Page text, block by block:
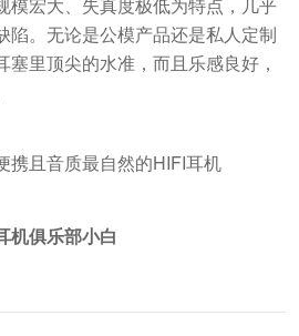
陷。无论是公模产品还是私人定制
里顶尖的水准，而且乐感良好，
机俱乐部小白